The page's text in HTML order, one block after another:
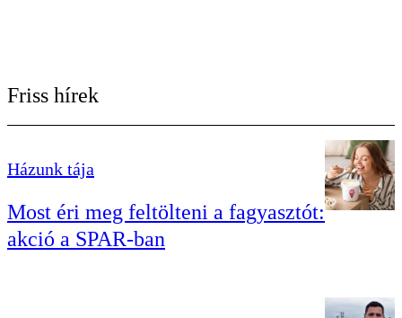
Friss hírek
Házunk tája
Most éri meg feltölteni a fagyasztót:
akció a SPAR-ban